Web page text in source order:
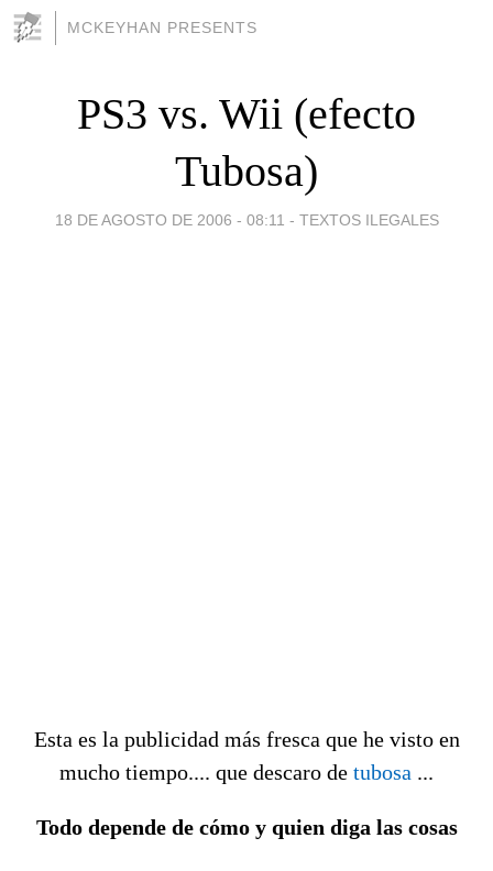
MCKEYHAN PRESENTS
PS3 vs. Wii (efecto
Tubosa)
18 DE AGOSTO DE 2006 - 08:11 - TEXTOS ILEGALES
Esta es la publicidad más fresca que he visto en
mucho tiempo.... que descaro de tubosa ...
Todo depende de cómo y quien diga las cosas